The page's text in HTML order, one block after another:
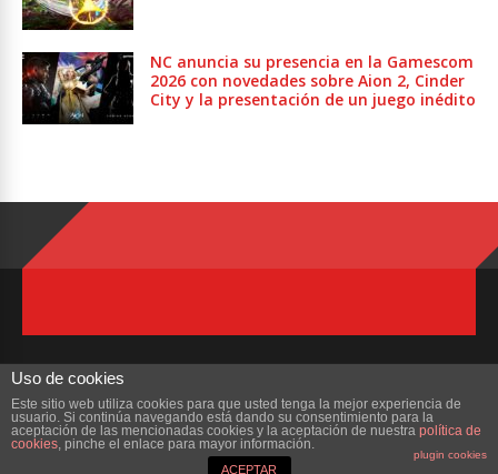
NC anuncia su presencia en la Gamescom
2026 con novedades sobre Aion 2, Cinder
City y la presentación de un juego inédito
Copyright © 2023 ZonaMMORPG.com. Todos los derechos reservados
¿Quienes Somos? Colabora Contacto
Uso de cookies
Este sitio web utiliza cookies para que usted tenga la mejor experiencia de
usuario. Si continúa navegando está dando su consentimiento para la
aceptación de las mencionadas cookies y la aceptación de nuestra política de
cookies, pinche el enlace para mayor información.
plugin cookies
ACEPTAR